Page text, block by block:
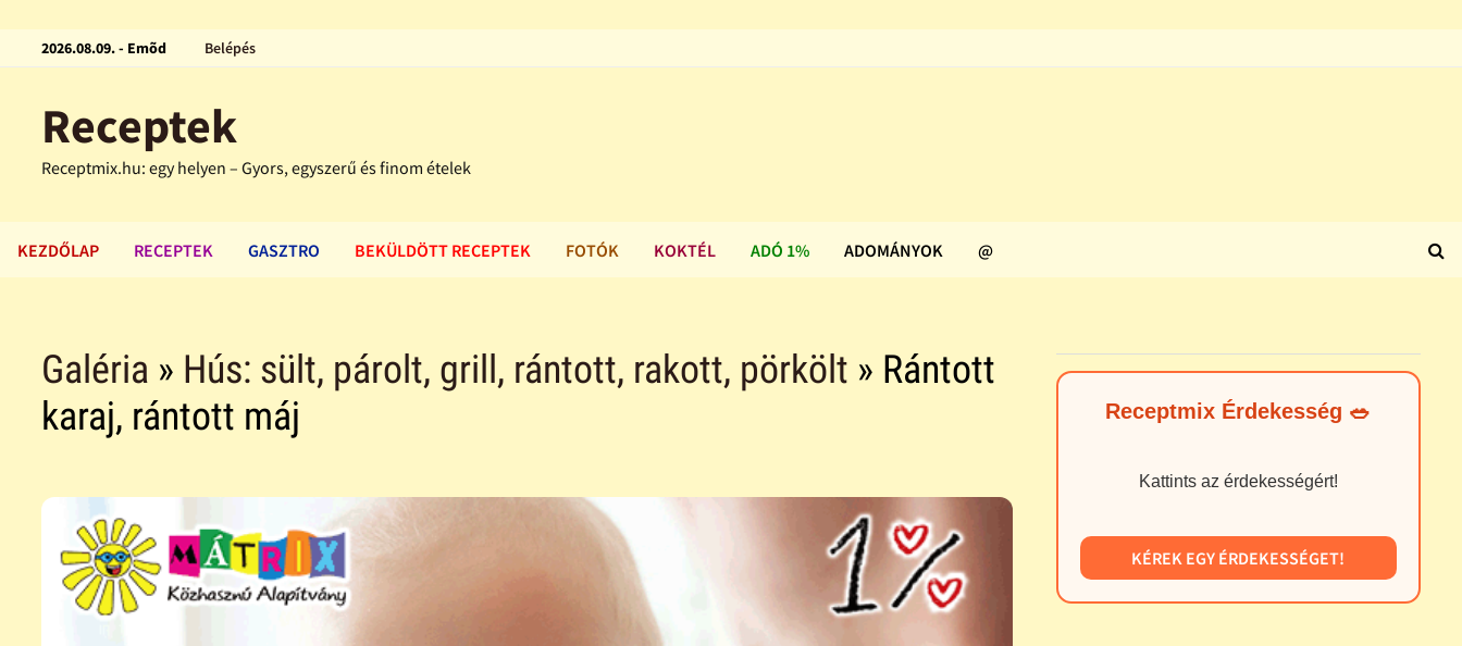
2026.08.09. - Emõd Belépés
Receptek
Receptmix.hu: egy helyen – Gyors, egyszerű és finom ételek
KEZDŐLAP RECEPTEK GASZTRO BEKÜLDÖTT RECEPTEK FOTÓK KOKTÉL ADÓ 1% ADOMÁNYOK @
Galéria » Hús: sült, párolt, grill, rántott, rakott, pörkölt » Rántott
karaj, rántott máj
Receptmix Érdekesség 🥗
Kattints az érdekességért!
KÉREK EGY ÉRDEKESSÉGET!